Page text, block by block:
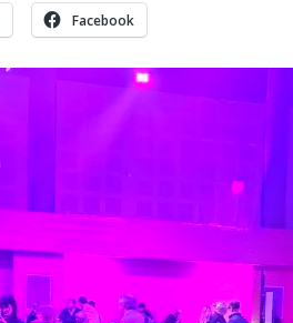
Facebook